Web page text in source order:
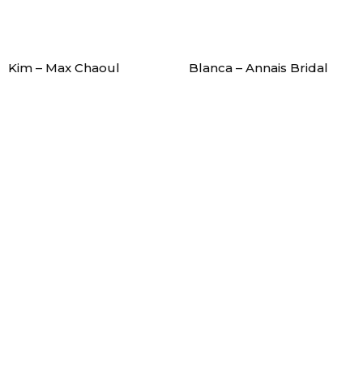
Kim – Max Chaoul Blanca – Annais Bridal